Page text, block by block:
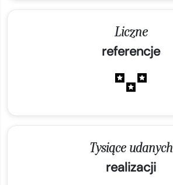
Liczne
referencje
Tysiące udanych
realizacji